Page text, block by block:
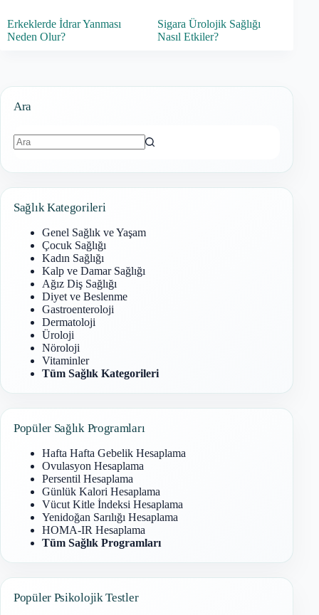
Erkeklerde İdrar Yanması
Neden Olur?
Sigara Ürolojik Sağlığı
Nasıl Etkiler?
Ara
Sağlık Kategorileri
Genel Sağlık ve Yaşam
Çocuk Sağlığı
Kadın Sağlığı
Kalp ve Damar Sağlığı
Ağız Diş Sağlığı
Diyet ve Beslenme
Gastroenteroloji
Dermatoloji
Üroloji
Nöroloji
Vitaminler
Tüm Sağlık Kategorileri
Popüler Sağlık Programları
Hafta Hafta Gebelik Hesaplama
Ovulasyon Hesaplama
Persentil Hesaplama
Günlük Kalori Hesaplama
Vücut Kitle İndeksi Hesaplama
Yenidoğan Sarılığı Hesaplama
HOMA-IR Hesaplama
Tüm Sağlık Programları
Popüler Psikolojik Testler